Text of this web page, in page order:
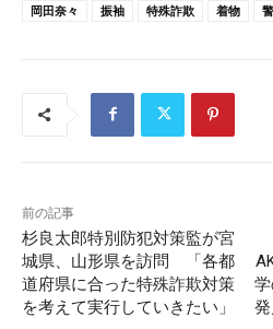
岡田奈々
振袖 特殊詐欺 着物
前の記事
杉良太郎特別防犯対策監が宮
城県、山形県を訪問 「各都
道府県に合った特殊詐欺対策
を考えて実行していきたい」